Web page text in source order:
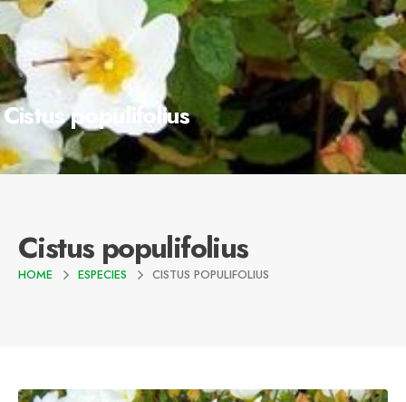
Cistus populifolius
Cistus populifolius
HOME ESPECIES CISTUS POPULIFOLIUS